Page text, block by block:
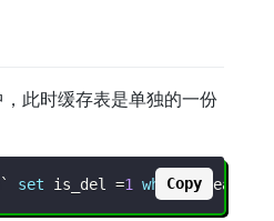
此时缓存表是单独的一份
` set is_del =1 where area_id
Copy